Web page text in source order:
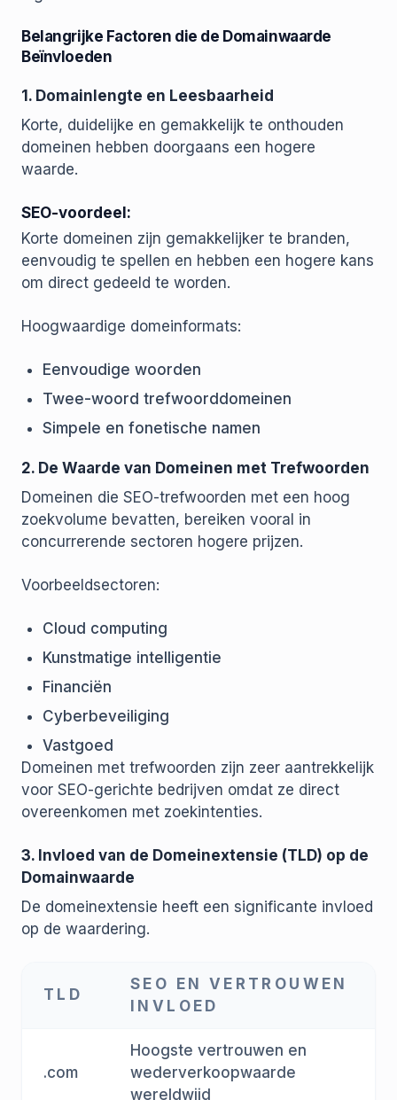
Belangrijke Factoren die de Domainwaarde
Beïnvloeden
1. Domainlengte en Leesbaarheid
Korte, duidelijke en gemakkelijk te onthouden
domeinen hebben doorgaans een hogere
waarde.
SEO-voordeel:
Korte domeinen zijn gemakkelijker te branden,
eenvoudig te spellen en hebben een hogere kans
om direct gedeeld te worden.
Hoogwaardige domeinformats:
Eenvoudige woorden
Twee-woord trefwoorddomeinen
Simpele en fonetische namen
2. De Waarde van Domeinen met Trefwoorden
Domeinen die SEO-trefwoorden met een hoog
zoekvolume bevatten, bereiken vooral in
concurrerende sectoren hogere prijzen.
Voorbeeldsectoren:
Cloud computing
Kunstmatige intelligentie
Financiën
Cyberbeveiliging
Vastgoed
Domeinen met trefwoorden zijn zeer aantrekkelijk
voor SEO-gerichte bedrijven omdat ze direct
overeenkomen met zoekintenties.
3. Invloed van de Domeinextensie (TLD) op de
Domainwaarde
De domeinextensie heeft een significante invloed
op de waardering.
TLD
SEO EN VERTROUWEN
INVLOED
.com
Hoogste vertrouwen en
wederverkoopwaarde
wereldwijd